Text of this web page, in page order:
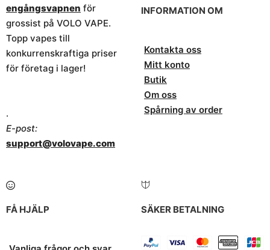
engångsvapnen för
grossist på VOLO VAPE.
Topp vapes till
konkurrenskraftiga priser
för företag i lager!
.
E-post:
support@volovape.com
INFORMATION OM
Kontakta oss
Mitt konto
Butik
Om oss
Spårning av order
FÅ HJÄLP SÄKER BETALNING